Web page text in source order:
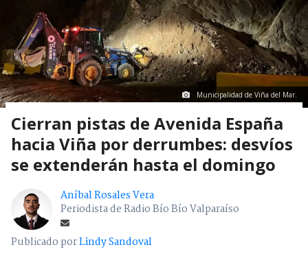
Municipalidad de Viña del Mar.
Cierran pistas de Avenida España
hacia Viña por derrumbes: desvíos
se extenderán hasta el domingo
Aníbal Rosales Vera
Periodista de Radio Bío Bío Valparaíso
Publicado porLindy Sandoval